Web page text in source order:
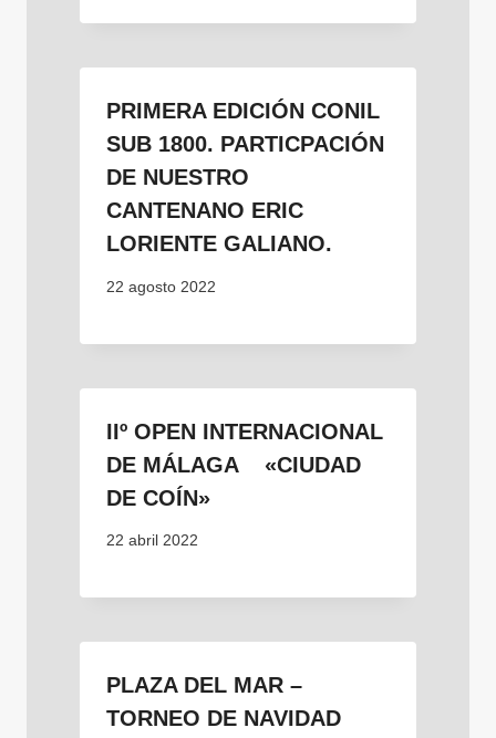
PRIMERA EDICIÓN CONIL
SUB 1800. PARTICPACIÓN
DE NUESTRO
CANTENANO ERIC
LORIENTE GALIANO.
22 agosto 2022
IIº OPEN INTERNACIONAL
DE MÁLAGA «CIUDAD
DE COÍN»
22 abril 2022
PLAZA DEL MAR –
TORNEO DE NAVIDAD